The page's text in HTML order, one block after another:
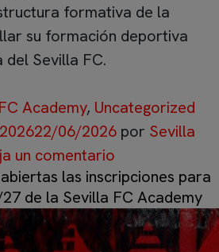
formativa de la
su formación deportiva
Sevilla FC.
Academy, Uncategorized
22/06/2026 por Sevilla
un comentario
las inscripciones para
de la Sevilla FC Academy